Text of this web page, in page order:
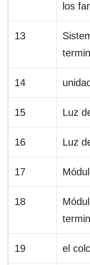
los
13
14
15 Luz
16 Luz
17
18
19 el